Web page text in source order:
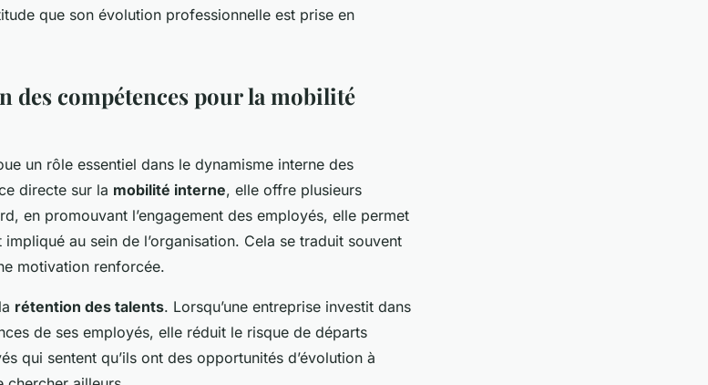
que son évolution professionnelle est prise en
des compétences pour la mobilité
un rôle essentiel dans le dynamisme interne des
directe sur la mobilité interne, elle offre plusieurs
en promouvant l’engagement des employés, elle permet
au sein de l’organisation. Cela se traduit souvent
motivation renforcée.
rétention des talents. Lorsqu’une entreprise investit dans
de ses employés, elle réduit le risque de départs
qui sentent qu’ils ont des opportunités d’évolution à